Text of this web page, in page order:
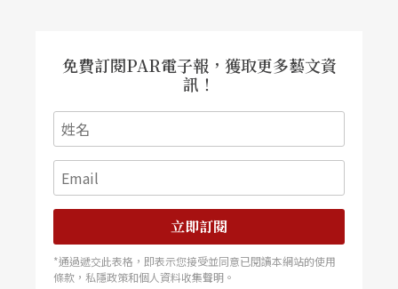
免費訂閱PAR電子報，獲取更多藝文資
訊！
立即訂閱
*通過遞交此表格，即表示您接受並同意已閱讀本網站的使用
條款，私隱政策和個人資料收集聲明。